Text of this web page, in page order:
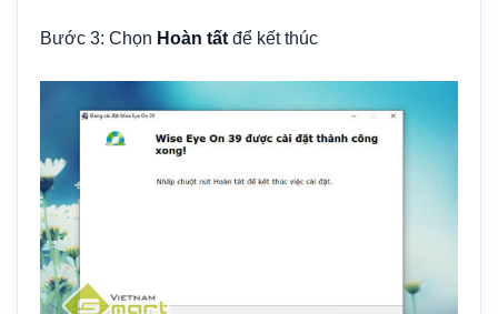
Bước 3: Chọn Hoàn tất để kết thúc